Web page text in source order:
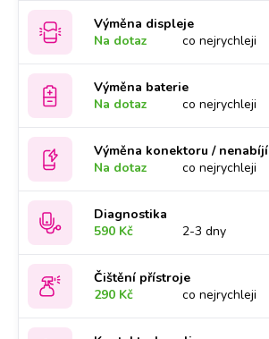
Výměna displeje
Na dotaz
co nejrychleji
Výměna baterie
Na dotaz
co nejrychleji
Výměna konektoru / nenabíjí
Na dotaz
co nejrychleji
Diagnostika
590 Kč
2-3 dny
Čištění přístroje
290 Kč
co nejrychleji